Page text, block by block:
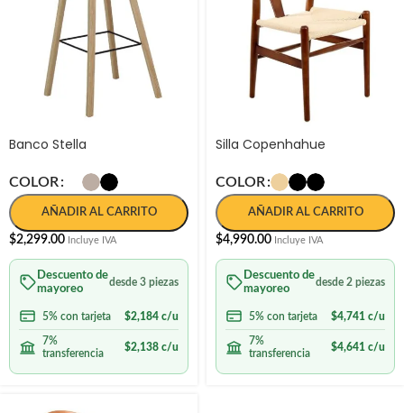
Banco Stella
COLOR
AÑADIR AL CARRITO
$2,299.00 Incluye IVA
Descuento de
mayoreo
desde 3 piezas
5% con tarjeta $2,184 c/u
7%
transferencia
$2,138 c/u
Silla Copenhahue
COLOR
AÑADIR AL CARRITO
$4,990.00 Incluye IVA
Descuento de
mayoreo
desde 2 piezas
5% con tarjeta $4,741 c/u
7%
transferencia
$4,641 c/u